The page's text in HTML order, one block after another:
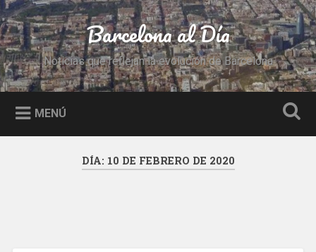
Saltar
al
contenido
Buscar Barcelona al Día
Noticias que reflejan la evolución de Barcelona
MENÚ
DÍA: 10 DE FEBRERO DE 2020